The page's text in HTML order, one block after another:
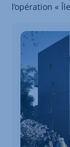
l’opération «